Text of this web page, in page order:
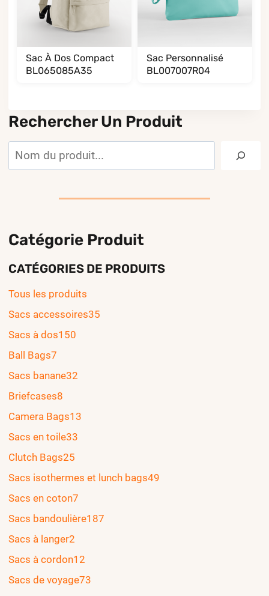
Sac À Dos Compact
BL065085A35
Sac Personnalisé
BL007007R04
Rechercher Un Produit
Rechercher
Catégorie Produit
CATÉGORIES DE PRODUITS
Tous les produits
Sacs accessoires35
Sacs à dos150
Ball Bags7
Sacs banane32
Briefcases8
Camera Bags13
Sacs en toile33
Clutch Bags25
Sacs isothermes et lunch bags49
Sacs en coton7
Sacs bandoulière187
Sacs à langer2
Sacs à cordon12
Sacs de voyage73